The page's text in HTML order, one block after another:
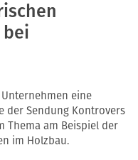
eine
der Sendung Kontrovers
Thema am Beispiel der
im Holzbau.